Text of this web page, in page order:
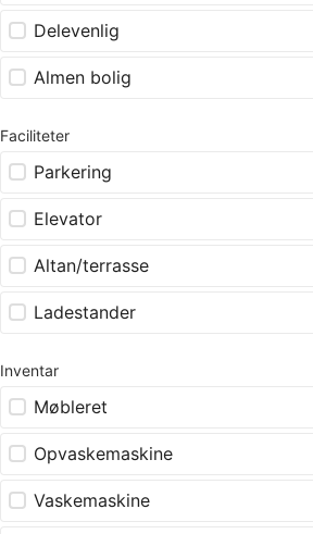
Delevenlig
Almen bolig
Faciliteter
Parkering
Elevator
Altan/terrasse
Ladestander
Inventar
Møbleret
Opvaskemaskine
Vaskemaskine